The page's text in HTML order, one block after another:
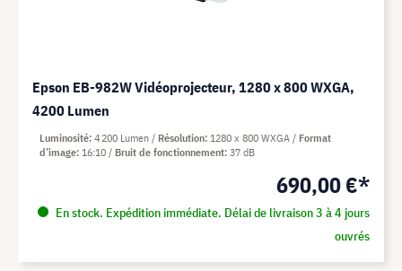
Epson EB-982W Vidéoprojecteur, 1280 x 800 WXGA,
4200 Lumen
690,00 €*
En stock. Expédition immédiate. Délai de livraison 3 à 4 jours
ouvrés
Luminosité 4 200 Lumen Résolution 1280 x 800 WXGA
Format
d’image 16:10 Bruit de fonctionnement 37 dB